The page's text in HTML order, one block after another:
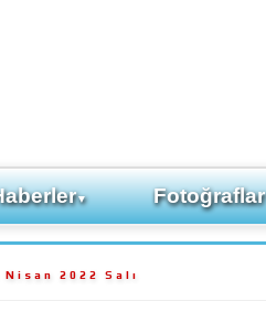
▼ Fotoğraflar
Nisan 2022 Salı